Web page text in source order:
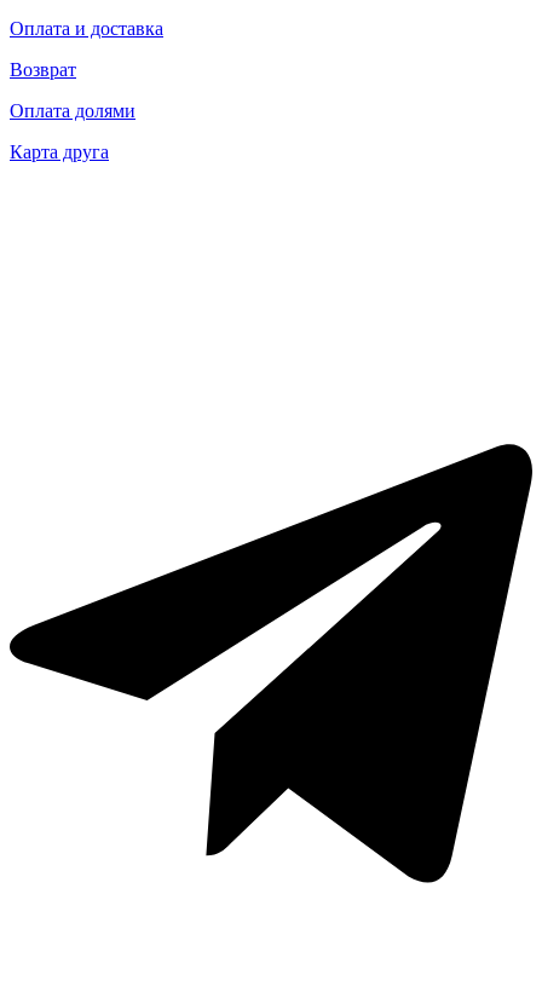
Оплата и доставка
Возврат
Оплата долями
Карта друга